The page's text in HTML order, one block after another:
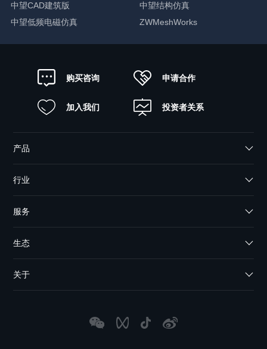
中望CAD建筑版
中望结构仿真
中望低频电磁仿真
ZWMeshWorks
购买咨询 申请合作
加入我们 投资者关系
产品
行业
服务
生态
关于